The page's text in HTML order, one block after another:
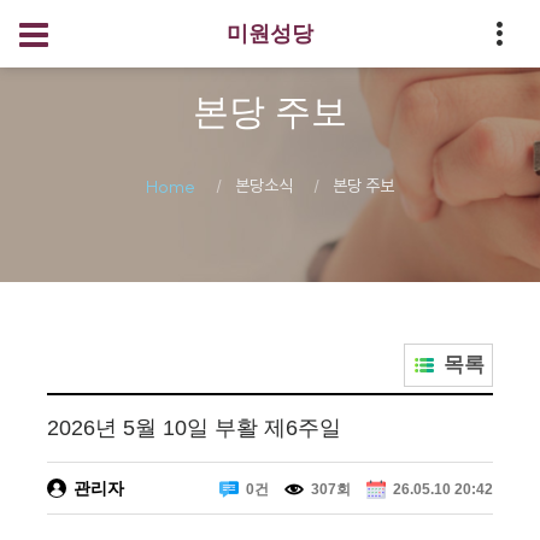
미원성당
본당 주보
Home 본당소식 본당 주보
목록
2026년 5월 10일 부활 제6주일
관리자 0건 307회 26.05.10 20:42